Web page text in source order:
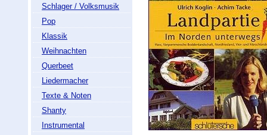
Schlager / Volksmusik
Pop
Klassik
Weihnachten
Querbeet
Liedermacher
Texte & Noten
Shanty
Instrumental